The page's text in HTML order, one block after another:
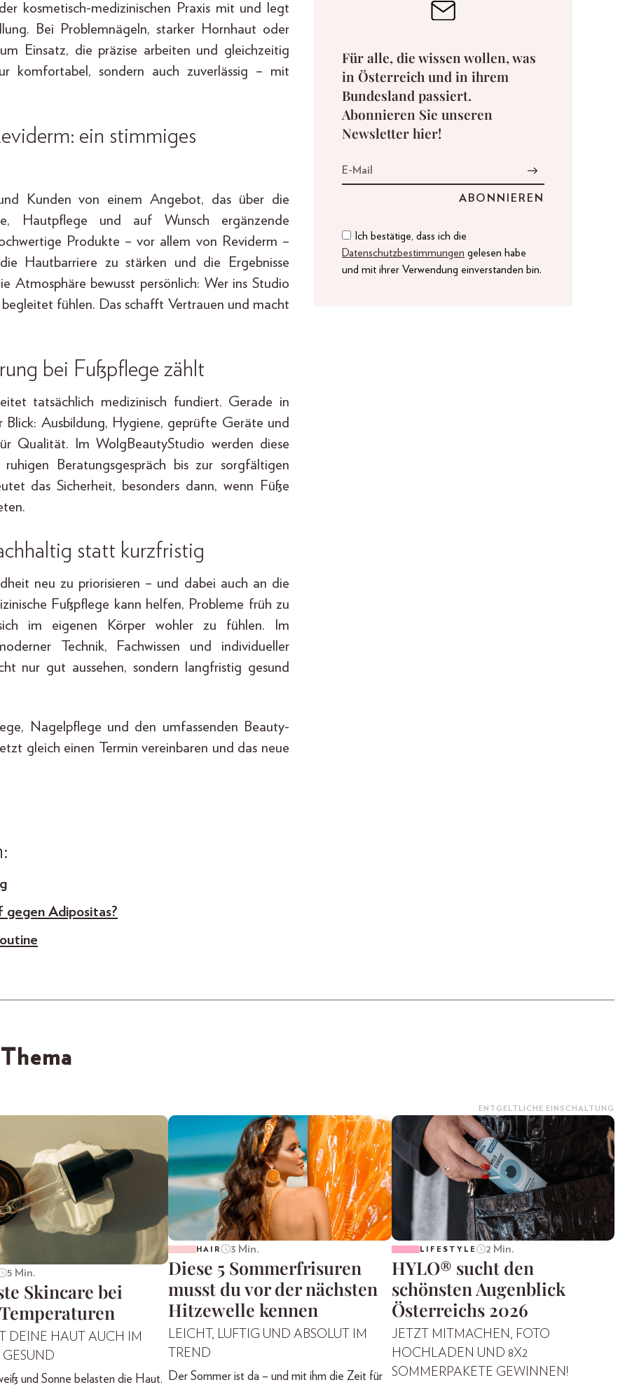
kosmetisch-medizinischen Praxis mit und legt
Bei Problemnägeln, starker Hornhaut oder
Einsatz, die präzise arbeiten und gleichzeitig
komfortabel, sondern auch zuverlässig – mit
ein stimmiges
Kunden von einem Angebot, das über die
Hautpflege und auf Wunsch ergänzende
Produkte – vor allem von Reviderm –
Hautbarriere zu stärken und die Ergebnisse
Atmosphäre bewusst persönlich: Wer ins Studio
fühlen. Das schafft Vertrauen und macht
bei Fußpflege zählt
tatsächlich medizinisch fundiert. Gerade in
Ausbildung, Hygiene, geprüfte Geräte und
Qualität. Im WolgBeautyStudio werden diese
Beratungsgespräch bis zur sorgfältigen
das Sicherheit, besonders dann, wenn Füße
statt kurzfristig
neu zu priorisieren – und dabei auch an die
Fußpflege kann helfen, Probleme früh zu
im eigenen Körper wohler zu fühlen. Im
Technik, Fachwissen und individueller
nur gut aussehen, sondern langfristig gesund
Nagelpflege und den umfassenden Beauty-
gleich einen Termin vereinbaren und das neue
gegen Adipositas?
Für alle, die wissen wollen, was
in Österreich und in ihrem
Bundesland passiert.
Abonnieren Sie unseren
Newsletter hier!
Ich bestätige, dass ich die
Datenschutzbestimmungen gelesen habe
und mit ihrer Verwendung einverstanden bin.
5 Min.
Skincare bei
DEINE HAUT AUCH IM
und Sonne belasten die Haut.
HAIR 3 Min.
Diese 5 Sommerfrisuren
musst du vor der nächsten
Hitzewelle kennen
LEICHT, LUFTIG UND ABSOLUT IM
TREND
Der Sommer ist da – und mit ihm die Zeit für
ENTGELTLICHE EINSCHALTUNG
LIFESTYLE 2 Min.
HYLO® sucht den
schönsten Augenblick
Österreichs 2026
JETZT MITMACHEN, FOTO
HOCHLADEN UND 8X2
SOMMERPAKETE GEWINNEN!